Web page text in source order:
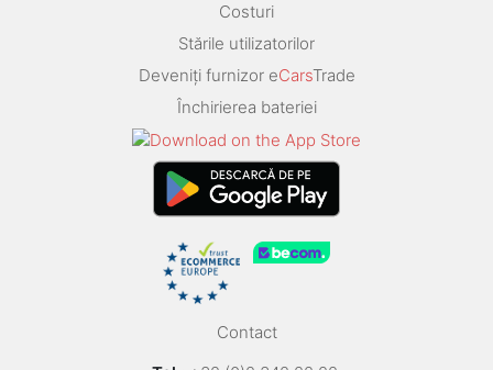
Costuri
Stările utilizatorilor
Deveniți furnizor eCarsTrade
Închirierea bateriei
Contact